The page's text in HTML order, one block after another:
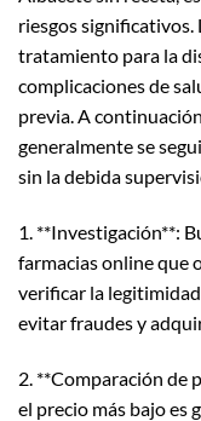
riesgos
tratamiento para la
complicaciones de
previa. A
generalmente se
sin la debida
1. **Investigación**:
farmacias online que
verificar la
evitar fraudes y
2. **Comparación de
el precio más bajo es